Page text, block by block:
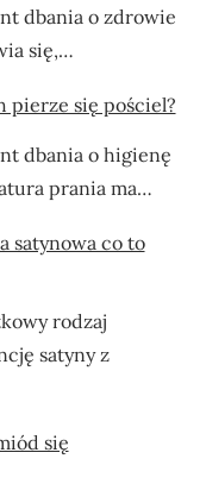
dbania o zdrowie
się,…
pierze się pościel?
dbania o higienę
prania ma…
satynowa co to
rodzaj
satyny z
się